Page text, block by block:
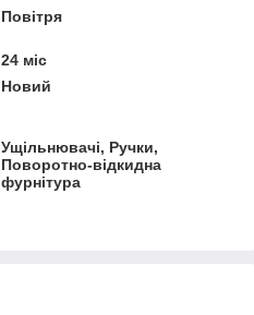
Повітря
24 міс
Новий
Ущільнювачі, Ручки,
Поворотно-відкидна
фурнітура